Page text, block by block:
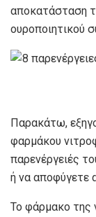
αποκατάσταση
ουροποιητικού
Παρακάτω,
φαρμάκου
παρενέργειές
ή να αποφύγετε
Το φάρμακο της